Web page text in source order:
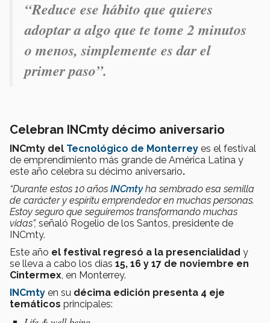
“Reduce ese hábito que quieres
adoptar a algo que te tome 2 minutos
o menos, simplemente es dar el
primer paso”.
Celebran INCmty décimo aniversario
INCmty del Tecnológico de Monterrey es el festival
de emprendimiento más grande de América Latina y
este año celebra su décimo aniversario.
“Durante estos 10 años INCmtyha sembrado esa semilla
de carácter y espíritu emprendedor en muchas personas.
Estoy seguro que seguiremos transformando muchas
vidas”, señaló Rogelio de los Santos, presidente de
INCmty.
Este año el festival regresó a la presencialidad y
se lleva a cabo los días 15, 16 y 17 de noviembre en
Cintermex, en Monterrey.
INCmty en su décima edición presenta 4 eje
temáticos principales: